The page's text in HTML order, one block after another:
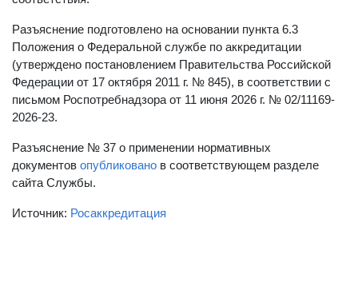
Разъяснение подготовлено на основании пункта 6.3
Положения о Федеральной службе по аккредитации
(утверждено постановлением Правительства Российской
Федерации от 17 октября 2011 г. № 845), в соответствии с
письмом Роспотребнадзора от 11 июня 2026 г. № 02/11169-
2026-23.
Разъяснение № 37 о применении нормативных
документов опубликовано в соответствующем разделе
сайта Службы.
Источник: Росаккредитация